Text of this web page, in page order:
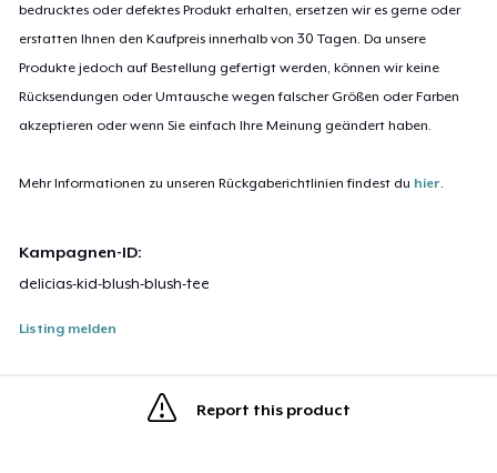
bedrucktes oder defektes Produkt erhalten, ersetzen wir es gerne oder
erstatten Ihnen den Kaufpreis innerhalb von 30 Tagen. Da unsere
Produkte jedoch auf Bestellung gefertigt werden, können wir keine
Rücksendungen oder Umtausche wegen falscher Größen oder Farben
akzeptieren oder wenn Sie einfach Ihre Meinung geändert haben.
Mehr Informationen zu unseren Rückgaberichtlinien findest du hier
Kampagnen-ID:
delicias-kid-blush-blush-tee
Listing melden
Report this product